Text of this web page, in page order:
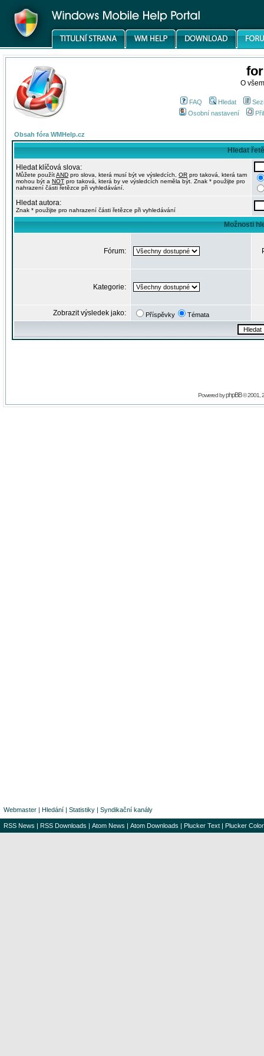
O
FAQ Hledat
Osobní nastavení
Obsah fóra WMHelp.cz
Hledat
Hledat klíčová slova:
Můžete použítAND pro slova, která musí být ve výsledcích, OR pro taková, která tam
mohou být a NOT pro taková, která by ve výsledcích neměla být. Znak * použijte pro
nahrazení části řetězce při vyhledávání.
Hledat autora:
Znak * použijte pro nahrazení části řetězce při vyhledávání
Možnosti
Fórum:
Kategorie:
Zobrazit výsledek jako: Příspěvky Témata
Powered byphpBB© 2001,
Webmaster | Hledání | Statistiky | Syndikační kanály
RSS News | RSS Downloads | Atom News | Atom Downloads | Plucker Text | Plucker Color